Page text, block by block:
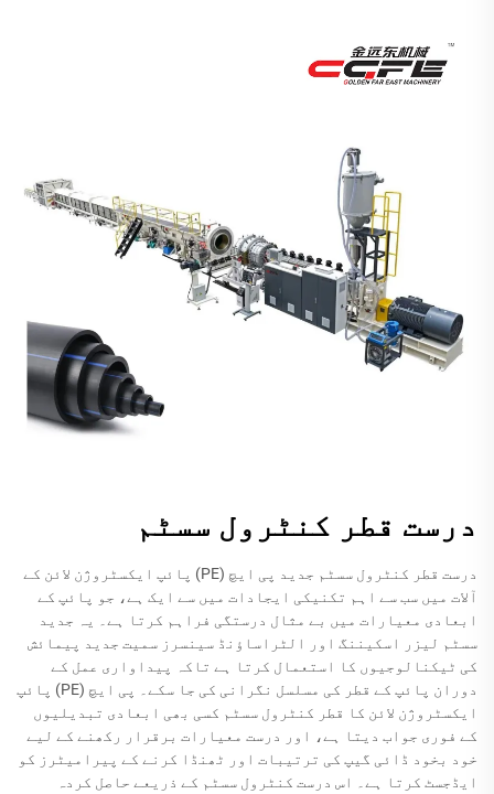
درست قطر کنٹرول سسٹم
درست قطر کنٹرول سسٹم جدید پی ایچ (PE) پائپ ایکسٹروژن لائن کے
آلات میں سب سے اہم تکنیکی ایجادات میں سے ایک ہے، جو پائپ کے
ابعادی معیارات میں بے مثال درستگی فراہم کرتا ہے۔ یہ جدید
سسٹم لیزر اسکیننگ اور الٹراساؤنڈ سینسرز سمیت جدید پیمائش
کی ٹیکنالوجیوں کا استعمال کرتا ہے تاکہ پیداواری عمل کے
دوران پائپ کے قطر کی مسلسل نگرانی کی جا سکے۔ پی ایچ (PE) پائپ
ایکسٹروژن لائن کا قطر کنٹرول سسٹم کسی بھی ابعادی تبدیلیوں
کے فوری جواب دیتا ہے، اور درست معیارات برقرار رکھنے کے لیے
خود بخود ڈائی گیپ کی ترتیبات اور ٹھنڈا کرنے کے پیرامیٹرز کو
ایڈجسٹ کرتا ہے۔ اس درست کنٹرول سسٹم کے ذریعے حاصل کردہ